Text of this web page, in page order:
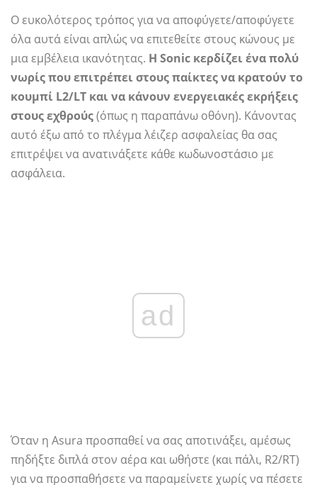
Ο ευκολότερος τρόπος για να αποφύγετε/αποφύγετε
όλα αυτά είναι απλώς να επιτεθείτε στους κώνους με
μια εμβέλεια ικανότητας. Η Sonic κερδίζει ένα πολύ
νωρίς που επιτρέπει στους παίκτες να κρατούν το
κουμπί L2/LT και να κάνουν ενεργειακές εκρήξεις
στους εχθρούς(όπως η παραπάνω οθόνη). Κάνοντας
αυτό έξω από το πλέγμα λέιζερ ασφαλείας θα σας
επιτρέψει να ανατινάξετε κάθε κωδωνοστάσιο με
ασφάλεια.
ad
Όταν η Asura προσπαθεί να σας αποτινάξει, αμέσως
πηδήξτε διπλά στον αέρα και ωθήστε (και πάλι, R2/RT)
για να προσπαθήσετε να παραμείνετε χωρίς να πέσετε